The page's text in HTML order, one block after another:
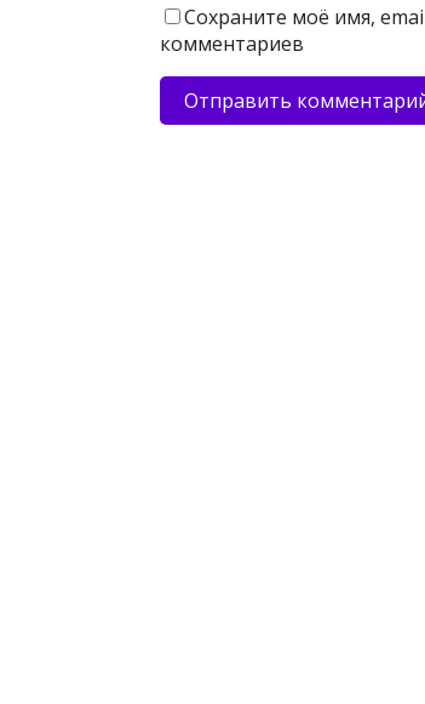
Сохраните моё имя,
комментариев